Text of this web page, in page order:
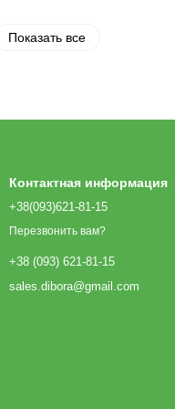
Показать все
Контактная информация
+38(093)621-81-15
Перезвонить вам?
+38 (093) 621-81-15
sales.dibora@gmail.com